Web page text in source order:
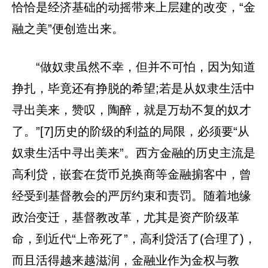
恰恰是经济基础的动摇带来上层建的改变，“金
融之美”便创造出来。
“做奴隶虽然不幸，但并不可怕，因为知道
挣扎，毕竟还有挣脱的希望;若是从奴隶生活中
寻出美来，赞叹，陶醉，就是万劫不复的奴才
了。”[7]历史的阶级的利益的局限，必须要“从
奴隶生活中寻出美来”。西方金融的历史主流是
高利贷，嵌套在货币兑换商等金融掮客中，曾
经受到基督教会的严厉约束和责罚。随着地缘
政治变迁，基督教改革，尤其是资产阶级革
命，到近代“上帝死了”，高利贷活了(合理了)，
而且活得越来越滋润，金融业作为金权与教